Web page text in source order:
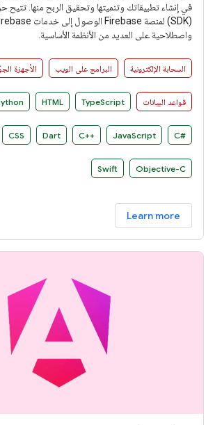
في إنشاء تطبيقاتك وتنميتها وتحقيق الربح منها. تتيح
واصطلاحية على العديد من الأنظمة الأساسية.
السحابة الإلكترونية البرامج على الويب الأجهزة
قواعد البيانات TypeScript
HTML
C#‎
JavaScript
C++‎
Dart
CSS
Objective-C
Swift
Learn more